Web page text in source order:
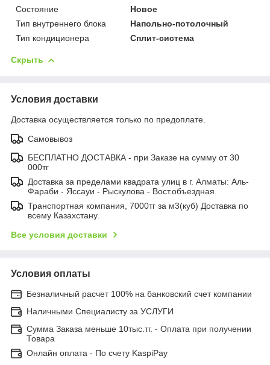
Состояние
Новое
Тип внутреннего блока
Напольно-потолочный
Тип кондиционера
Сплит-система
Скрыть
Условия доставки
Доставка осуществляется только по предоплате.
Самовывоз
БЕСПЛАТНО ДОСТАВКА - при Заказе на сумму от 30
000тг
Доставка за пределами квадрата улиц в г. Алматы: Аль-
Фараби - Яссауи - Рыскулова - Вост.объездная.
Транспортная компания, 7000тг за м3(куб) Доставка по
всему Казахстану.
Все условия доставки
Условия оплаты
Безналичный расчет 100% на банковский счет компании
Наличными Специалисту за УСЛУГИ
Сумма Заказа меньше 10тыс.тг. - Оплата при получении
Товара
Онлайн оплата - По счету KaspiPay